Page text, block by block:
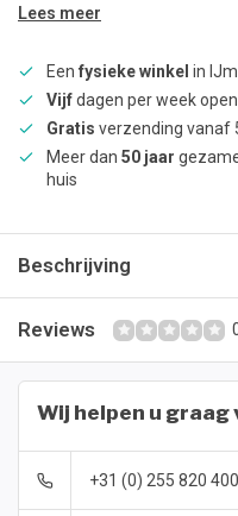
Lees meer
Een fysieke winkel in
Vijfdagen per week open.
Gratis verzending vanaf
Meer dan 50 jaar
huis
Beschrijving
Reviews
Wij helpen u graag
+31 (0) 255 820 400